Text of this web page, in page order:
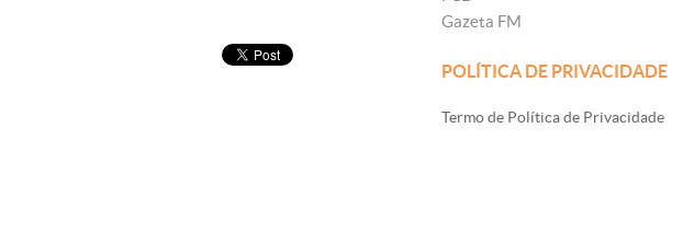
Gazeta FM
POLÍTICA DE PRIVACIDADE
Termo de Política de Privacidade